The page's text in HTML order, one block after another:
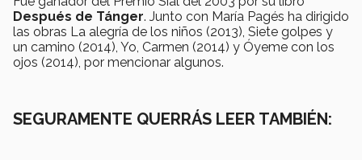
Después de Tánger. Junto con María Pagés ha dirigido
las obras La alegría de los niños (2013), Siete golpes y
un camino (2014), Yo, Carmen (2014) y Óyeme con los
ojos (2014), por mencionar algunos.
SEGURAMENTE QUERRÁS LEER TAMBIÉN: